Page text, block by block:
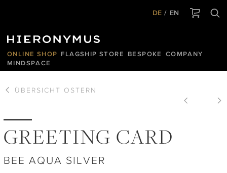
DE EN
ONLINE SHOP FLAGSHIP STORE BESPOKE
COMPANY
MINDSPACE
ÜBERSICHT OSTERN
GREETING CARD
BEE AQUA SILVER